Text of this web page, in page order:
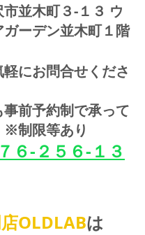
並木町３-１３ ウ
ガーデン並木町１階
にお問合せくださ
前予約制で承って
※制限等あり
６-２５６-１３
OLDLABは